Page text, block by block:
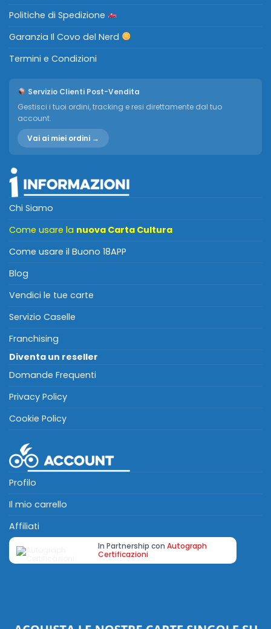
Politiche di Spedizione
Garanzia Il Covo del Nerd
Termini e Condizioni
Servizio Clienti Post-Vendita
Gestisci i tuoi ordini, tracking e resi direttamente dal tuo
account.
Vai ai miei ordini →
Chi Siamo
Come usare la nuova Carta Cultura
Come usare il Buono 18APP
Blog
Vendici le tue carte
Servizio Caselle
Franchising
Diventa un reseller
Domande Frequenti
Privacy Policy
Cookie Policy
Profilo
Il mio carrello
Affiliati
In Partnership con Autograph
Certificazioni